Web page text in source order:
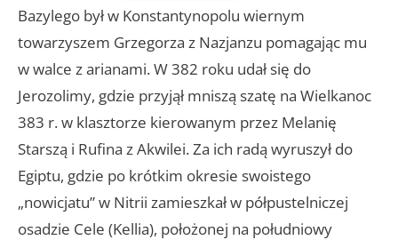
Bazylego był w Konstantynopolu wiernym
towarzyszem Grzegorza z Nazjanzu pomagając mu
w walce z arianami. W 382 roku udał się do
Jerozolimy, gdzie przyjął mniszą szatę na Wielkanoc
383 r. w klasztorze kierowanym przez Melanię
Starszą i Rufina z Akwilei. Za ich radą wyruszył do
Egiptu, gdzie po krótkim okresie swoistego
„nowicjatu” w Nitrii zamieszkał w półpustelniczej
osadzie Cele (Kellia), położonej na południowy